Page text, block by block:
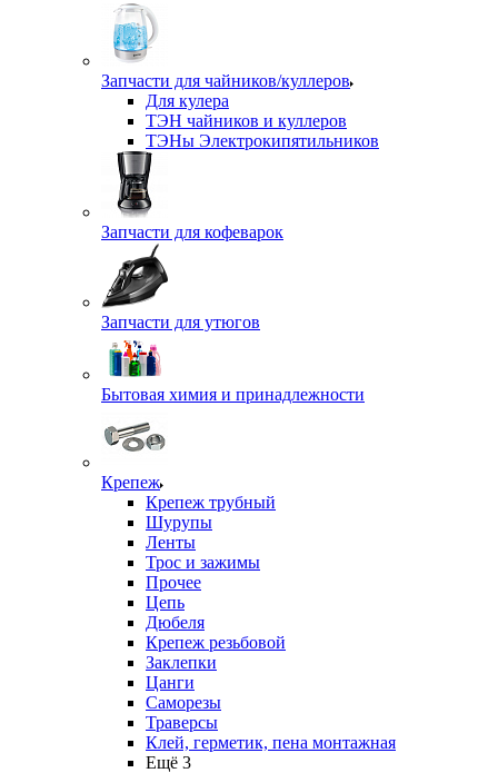
Запчасти для чайников/куллеров
Для кулера
ТЭН чайников и куллеров
ТЭНы Электрокипятильников
Запчасти для кофеварок
Запчасти для утюгов
Бытовая химия и принадлежности
Крепеж
Крепеж трубный
Шурупы
Ленты
Трос и зажимы
Прочее
Цепь
Дюбеля
Крепеж резьбовой
Заклепки
Цанги
Саморезы
Траверсы
Клей, герметик, пена монтажная
Ещё 3